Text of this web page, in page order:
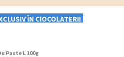
ÎN CIOCOLATERII
Paste L 100g